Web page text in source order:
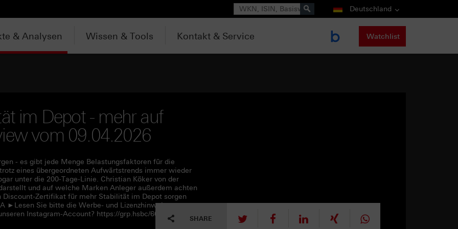
Suche Deutschland
& Analysen Wissen & Tools Kontakt & Service Watchlist
im Depot - mehr auf
vom 09.04.2026
- es gibt jede Menge Belastungsfaktoren für die
eines übergeordneten Aufwärtstrends immer wieder
unter die 200-Tage-Linie. Christian Köker von der
und auf welche Marken Anleger außerdem achten
Discount-Zertifikat für mehr Stabilität im Depot sorgen
►Lesen Sie bitte die Werbe- und Lizenzhinweise unter
Instagram-Account? https://grp.hsbc/6050q4HQC
SHARE tweet mitteilen